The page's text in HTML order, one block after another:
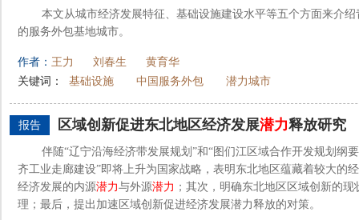
本文从城市经济发展特征、基础设施建设水平等五个方面来介
的服务外包基地城市。
作者： 王力 刘春生
黄育华
关键词：
基础设施 中国服务外包 潜力城市
报告 区域创新促进东北地区经济发展潜力释放研究
伴随“辽宁沿海经济带发展规划”和“图们江区域合作开发规划纲
齐工业走廊建设”即将上升为国家战略，表明东北地区蕴藏着较大的
经济发展的内源潜力与外源潜力 ；其次，明确东北地区区域创新的
理；最后，提出加速区域创新促进经济发展潜力释放的对策。